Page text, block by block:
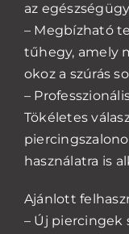
az
– Megbízható
tűhegy, amely
okoz a szúrás
–
Tökéletes
használatra is
Ajánlott
– Új piercingek